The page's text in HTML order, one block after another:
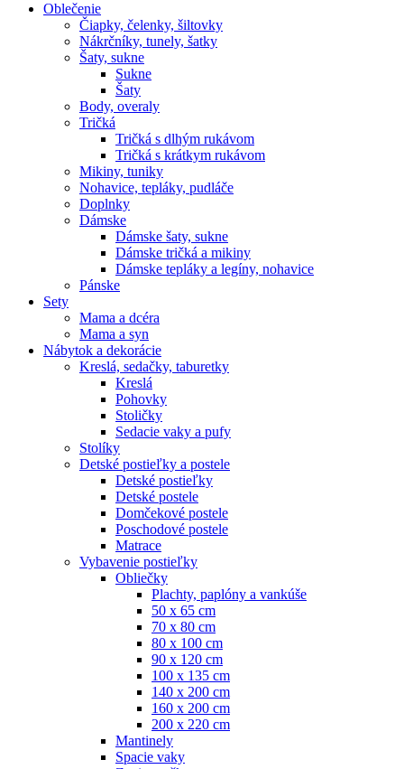
Oblečenie
Čiapky, čelenky, šiltovky
Nákrčníky, tunely, šatky
Šaty, sukne
Sukne
Šaty
Body, overaly
Tričká
Tričká s dlhým rukávom
Tričká s krátkym rukávom
Mikiny, tuniky
Nohavice, tepláky, pudláče
Doplnky
Dámske
Dámske šaty, sukne
Dámske tričká a mikiny
Dámske tepláky a legíny, nohavice
Pánske
Sety
Mama a dcéra
Mama a syn
Nábytok a dekorácie
Kreslá, sedačky, taburetky
Kreslá
Pohovky
Stoličky
Sedacie vaky a pufy
Stolíky
Detské postieľky a postele
Detské postieľky
Detské postele
Domčekové postele
Poschodové postele
Matrace
Vybavenie postieľky
Obliečky
Plachty, paplóny a vankúše
50 x 65 cm
70 x 80 cm
80 x 100 cm
90 x 120 cm
100 x 135 cm
140 x 200 cm
160 x 200 cm
200 x 220 cm
Mantinely
Spacie vaky